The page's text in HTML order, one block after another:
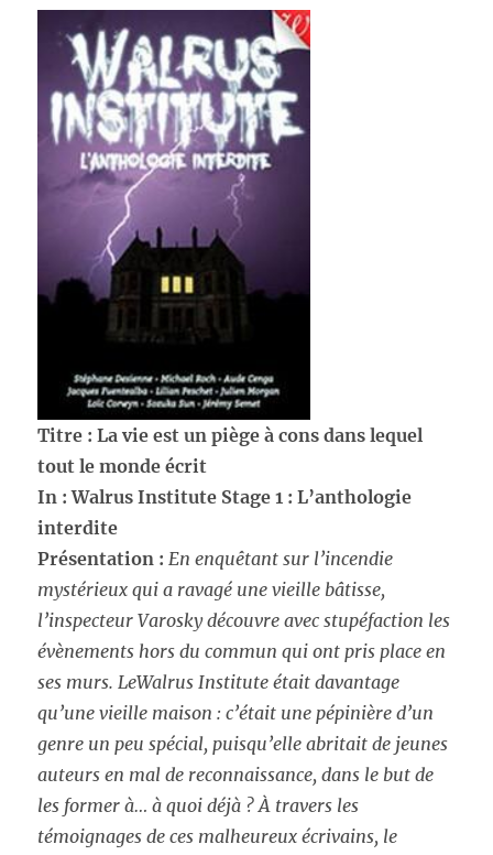
Titre : La vie est un piège à cons dans lequel
tout le monde écrit
In : Walrus Institute Stage 1 : L’anthologie
interdite
Présentation : En enquêtant sur l’incendie
mystérieux qui a ravagé une vieille bâtisse,
l’inspecteur Varosky découvre avec stupéfaction les
évènements hors du commun qui ont pris place en
ses murs. LeWalrus Institute était davantage
qu’une vieille maison : c’était une pépinière d’un
genre un peu spécial, puisqu’elle abritait de jeunes
auteurs en mal de reconnaissance, dans le but de
les former à… à quoi déjà ? À travers les
témoignages de ces malheureux écrivains, le